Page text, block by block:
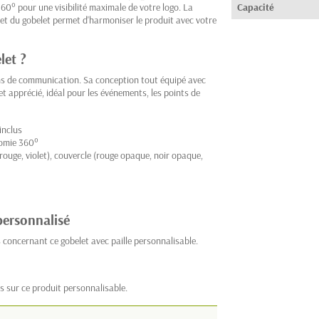
pour une visibilité maximale de votre logo. La
du gobelet permet d'harmoniser le produit avec votre
?
de communication. Sa conception tout équipé avec
idéal pour les événements, les points de
360°
violet), couvercle (rouge opaque, noir opaque,
ce gobelet avec paille personnalisable.
sur ce produit personnalisable.
Capacité